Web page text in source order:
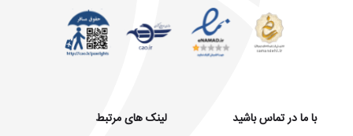
با ما در تماس باشید
لینک های مرتبط